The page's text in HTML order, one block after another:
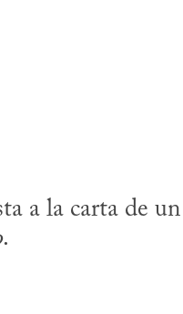
a la carta de
.